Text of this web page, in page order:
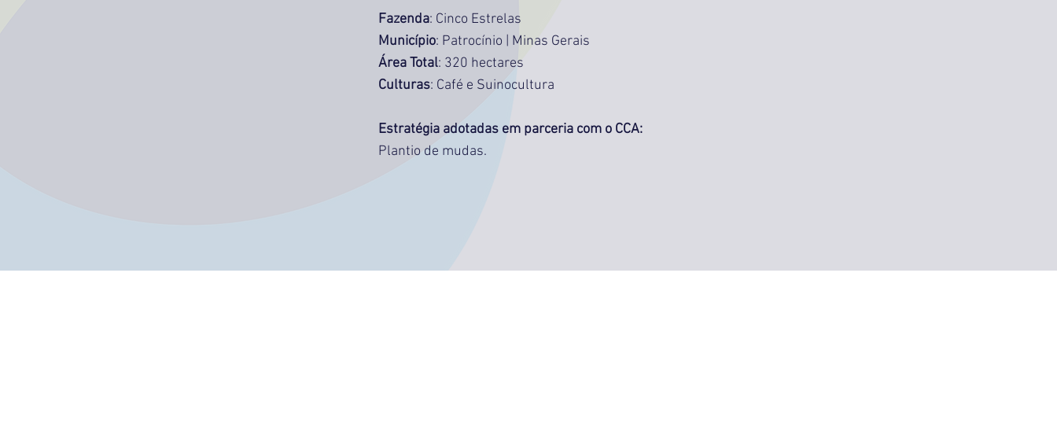
Fazenda: Cinco Estrelas
Município: Patrocínio | Minas Gerais
Área Total: 320 hectares
Culturas: Café e Suinocultura
Estratégia adotadas em parceria com o CCA:
Plantio de mudas.